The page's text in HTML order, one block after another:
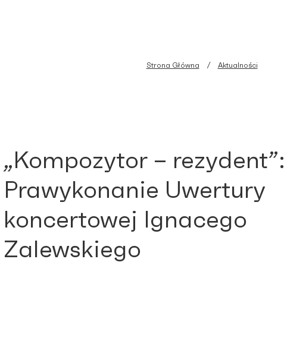
Strona Główna Aktualności
„Kompozytor – rezydent”:
Prawykonanie Uwertury
koncertowej Ignacego
Zalewskiego